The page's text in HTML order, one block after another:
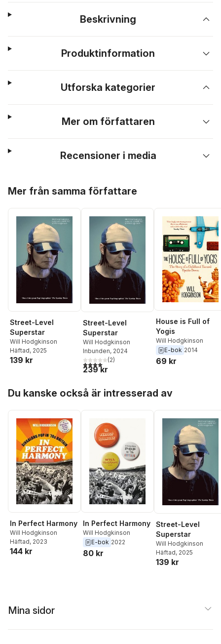
Beskrivning
Produktinformation
Utforska kategorier
Mer om författaren
Recensioner i media
Mer från samma författare
Street-Level
Superstar
Will Hodgkinson
Häftad, 2025
139 kr
Street-Level
Superstar
Will Hodgkinson
Inbunden, 2024
4,0utav 5 stjärnor. Totalt antal röster:
(2)
239 kr
House is Full of
Yogis
Will Hodgkinson
E-bok 2014
69 kr
Du kanske också är intresserad av
In Perfect Harmony
Will Hodgkinson
Häftad, 2023
144 kr
In Perfect Harmony
Will Hodgkinson
E-bok 2022
80 kr
Street-Level
Superstar
Will Hodgkinson
Häftad, 2025
139 kr
Mina sidor